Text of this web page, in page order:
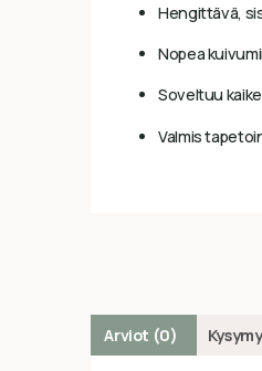
Hengittävä,
Nopea
Soveltuu
Valmis
Arviot (0)